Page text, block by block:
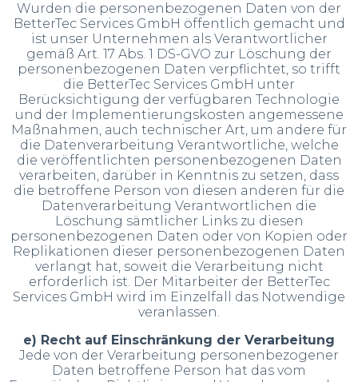
Wurden die personenbezogenen Daten von der
BetterTec Services GmbH öffentlich gemacht und
ist unser Unternehmen als Verantwortlicher
gemäß Art. 17 Abs. 1 DS-GVO zur Löschung der
personenbezogenen Daten verpflichtet, so trifft
die BetterTec Services GmbH unter
Berücksichtigung der verfügbaren Technologie
und der Implementierungskosten angemessene
Maßnahmen, auch technischer Art, um andere für
die Datenverarbeitung Verantwortliche, welche
die veröffentlichten personenbezogenen Daten
verarbeiten, darüber in Kenntnis zu setzen, dass
die betroffene Person von diesen anderen für die
Datenverarbeitung Verantwortlichen die
Löschung sämtlicher Links zu diesen
personenbezogenen Daten oder von Kopien oder
Replikationen dieser personenbezogenen Daten
verlangt hat, soweit die Verarbeitung nicht
erforderlich ist. Der Mitarbeiter der BetterTec
Services GmbH wird im Einzelfall das Notwendige
veranlassen.
e) Recht auf Einschränkung der Verarbeitung
Jede von der Verarbeitung personenbezogener
Daten betroffene Person hat das vom